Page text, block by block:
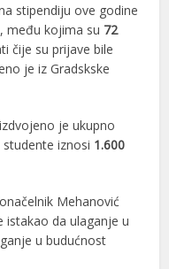
stipendiju ove godine
, među kojima su 72
čije su prijave bile
je iz Gradskske
je ukupno
iznosi 1.600
Mehanović
da ulaganje u
u budućnost